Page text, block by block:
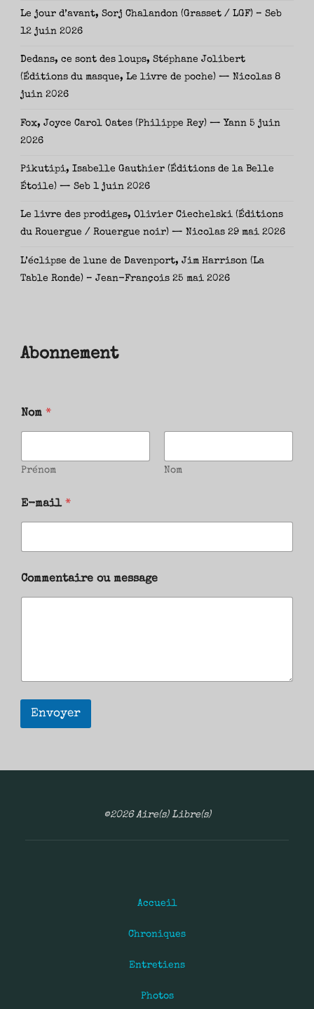
Le jour d’avant, Sorj Chalandon (Grasset / LGF) – Seb
12 juin 2026
Dedans, ce sont des loups, Stéphane Jolibert
(Éditions du masque, Le livre de poche) — Nicolas 8
juin 2026
Fox, Joyce Carol Oates (Philippe Rey) — Yann 5 juin
2026
Pikutipi, Isabelle Gauthier (Éditions de la Belle
Étoile) — Seb 1 juin 2026
Le livre des prodiges, Olivier Ciechelski (Éditions
du Rouergue / Rouergue noir) — Nicolas 29 mai 2026
L’éclipse de lune de Davenport, Jim Harrison (La
Table Ronde) – Jean-François 25 mai 2026
Abonnement
Nom *
Prénom Nom
E-mail *
Commentaire ou message
Envoyer
©2026 Aire(s) Libre(s)
Accueil
Chroniques
Entretiens
Photos